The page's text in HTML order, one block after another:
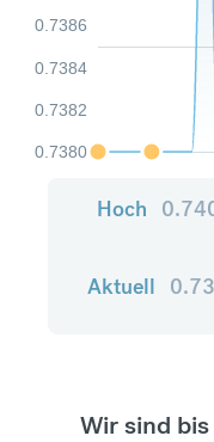
0.7380
0.7382
0.7384
0.7386
Hoch
Aktuell
Wir sind